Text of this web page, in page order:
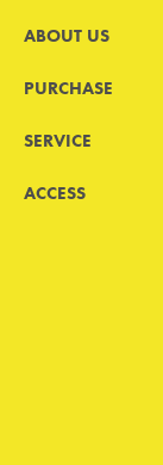
ABOUT US
PURCHASE
SERVICE
ACCESS